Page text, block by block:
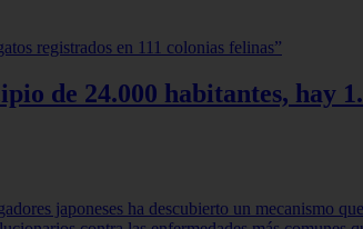
24.000 habitantes, hay